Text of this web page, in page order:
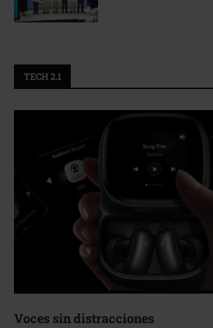
TECH 2.1
Voces sin distracciones